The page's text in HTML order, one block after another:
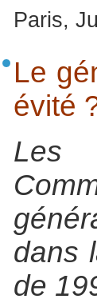
Paris,
Le
évité
Les
dans
de